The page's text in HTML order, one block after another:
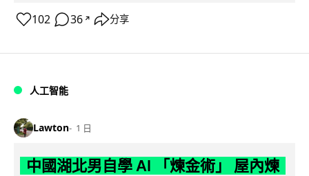
102 36 ↗ 分享
人工智能
Lawton 1 日
中國湖北男自學 AI 「煉金術」 屋內煉